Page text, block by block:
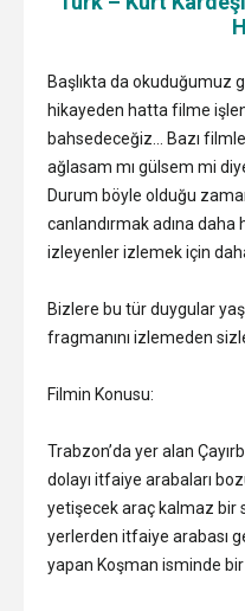
Başlıkta da okuduğumuz
hikayeden hatta filme
bahsedeceğiz… Bazı
ağlasam mı gülsem mi
Durum böyle olduğu
canlandırmak adına daha
izleyenler izlemek için
Bizlere bu tür duygular
fragmanını izlemeden
Filmin Konusu:
Trabzon’da yer alan
dolayı itfaiye arabaları
yetişecek araç kalmaz bir
yerlerden itfaiye arabası
yapan Koşman isminde